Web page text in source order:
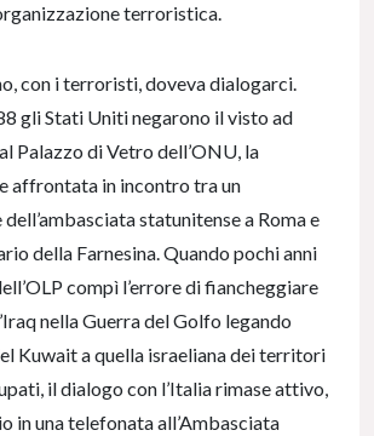
terroristica.
con i terroristi, doveva dialogarci.
gli Stati Uniti negarono il visto ad
Palazzo di Vetro dell’ONU, la
affrontata in incontro tra un
statunitense a Roma e
della Farnesina. Quando pochi anni
compì l’errore di fiancheggiare
nella Guerra del Golfo legando
Kuwait a quella israeliana dei territori
il dialogo con l’Italia rimase attivo,
in una telefonata all’Ambasciata